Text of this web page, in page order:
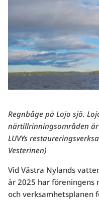
Regnbåge på Lojo sjö.
närtillrinningsområden
LUVYs
Vesterinen)
Vid Västra Nylands
år 2025 har föreningens
och verksamhetsplanen